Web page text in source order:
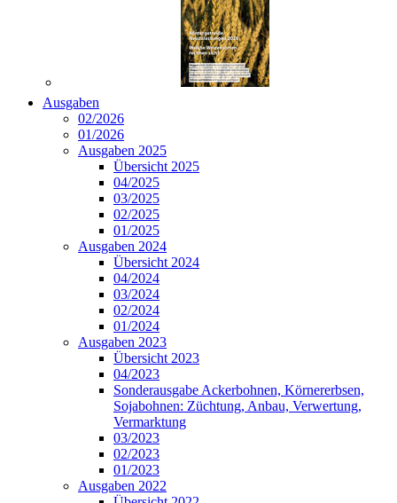
Ausgaben
02/2026
01/2026
Ausgaben 2025
Übersicht 2025
04/2025
03/2025
02/2025
01/2025
Ausgaben 2024
Übersicht 2024
04/2024
03/2024
02/2024
01/2024
Ausgaben 2023
Übersicht 2023
04/2023
Sonderausgabe Ackerbohnen, Körnererbsen,
Sojabohnen: Züchtung, Anbau, Verwertung,
Vermarktung
03/2023
02/2023
01/2023
Ausgaben 2022